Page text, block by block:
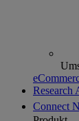
Research
Connect